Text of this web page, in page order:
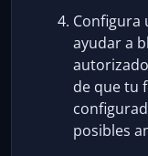
Configura
ayudar a
de que tu
posibles